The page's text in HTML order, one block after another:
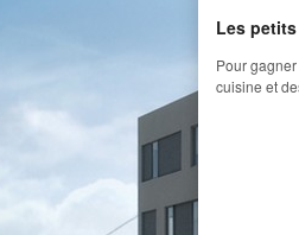
Les
Pour
cuisine et